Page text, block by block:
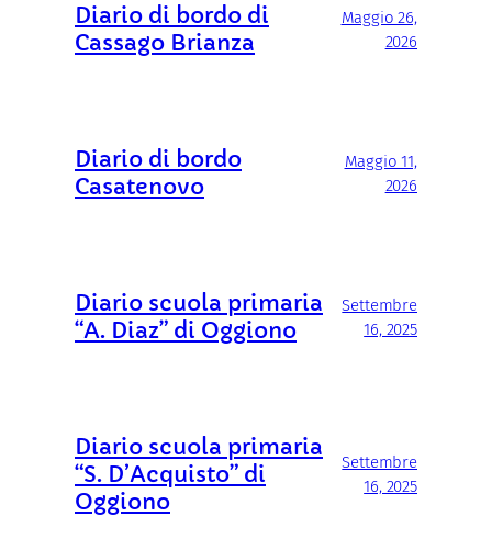
Diario di bordo di
Cassago Brianza
Maggio 26,
2026
Diario di bordo
Casatenovo
Maggio 11,
2026
Diario scuola primaria
“A. Diaz” di Oggiono
Settembre
16, 2025
Diario scuola primaria
“S. D’Acquisto” di
Oggiono
Settembre
16, 2025